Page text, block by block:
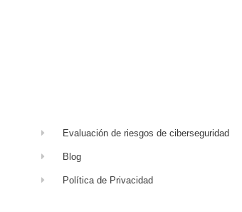
Evaluación de riesgos de ciberseguridad
Blog
Política de Privacidad